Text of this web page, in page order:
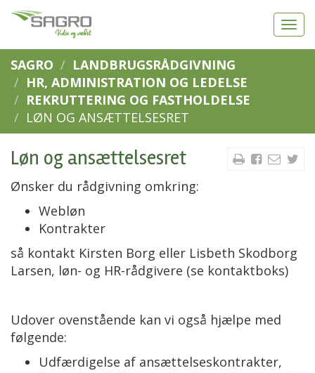
SAGRO
LANDBRUGSRÅDGIVNING
HR, ADMINISTRATION OG LEDELSE
REKRUTTERING OG FASTHOLDELSE
LØN OG ANSÆTTELSESRET
Løn og ansættelsesret
Ønsker du rådgivning omkring:
Webløn
Kontrakter
så kontakt Kirsten Borg eller Lisbeth Skodborg
Larsen, løn- og HR-rådgivere (se kontaktboks)
Udover ovenstående kan vi også hjælpe med
følgende:
Udfærdigelse af ansættelseskontrakter,